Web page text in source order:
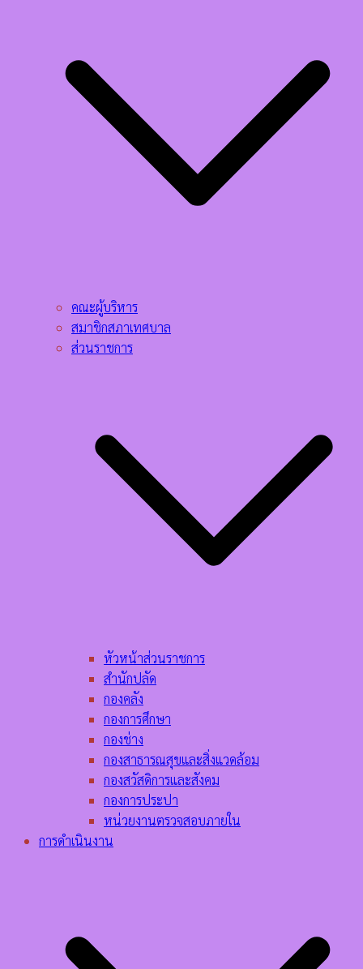
คณะผู้บริหาร
สมาชิกสภาเทศบาล
ส่วนราชการ
หัวหน้าส่วนราชการ
สำนักปลัด
กองคลัง
กองการศึกษา
กองช่าง
กองสาธารณสุขและสิ่งแวดล้อม
กองสวัสดิการและสังคม
กองการประปา
หน่วยงานตรวจสอบภายใน
การดำเนินงาน